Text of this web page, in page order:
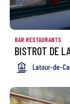
BAR RESTAURANTS
BISTROT DE
Latour-de-